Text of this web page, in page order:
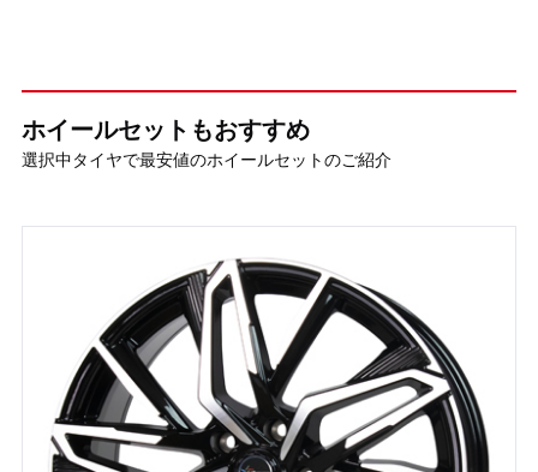
ホイールセットもおすすめ
選択中タイヤで最安値のホイールセットのご紹介